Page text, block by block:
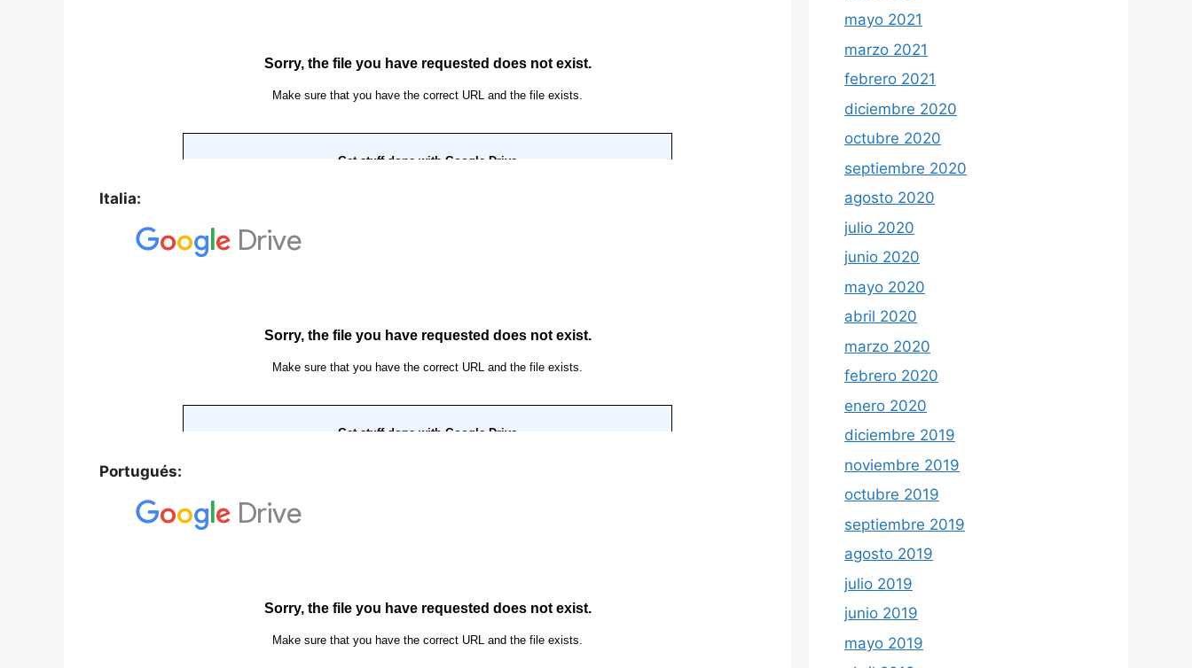
Italia:
Portugués:
mayo 2021
marzo 2021
febrero 2021
diciembre 2020
octubre 2020
septiembre 2020
agosto 2020
julio 2020
junio 2020
mayo 2020
abril 2020
marzo 2020
febrero 2020
enero 2020
diciembre 2019
noviembre 2019
octubre 2019
septiembre 2019
agosto 2019
julio 2019
junio 2019
mayo 2019